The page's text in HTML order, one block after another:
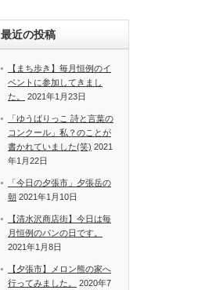
最近の投稿
【まち歩き】毎月恒例のイ
ベントに参加してきまし
た。
2021年1月23日
「ゆうばりっこ 詩と言葉の
コンクール」私？のことが
書かれていました(笑) 2021
年1月22日
「今日の夕張市」夕張岳の
朝 2021年1月10日
【清水沢商店街】今日は毎
月恒例のパンの日です。
2021年1月8日
【夕張市】メロン熊の家へ
行ってみました。
2020年7